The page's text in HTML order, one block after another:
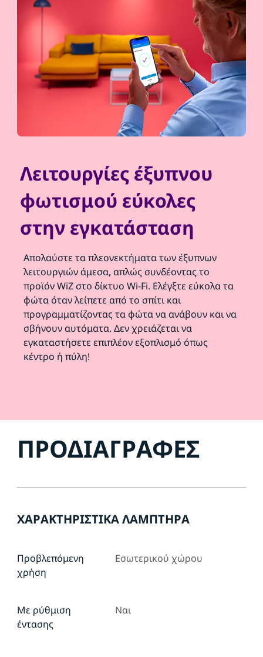
Λειτουργίες έξυπνου
φωτισμού εύκολες
στην εγκατάσταση
Απολαύστε τα πλεονεκτήματα των έξυπνων
λειτουργιών άμεσα, απλώς συνδέοντας το
προϊόν WiZ στο δίκτυο Wi-Fi. Ελέγξτε εύκολα τα
φώτα όταν λείπετε από το σπίτι και
προγραμματίζοντας τα φώτα να ανάβουν και να
σβήνουν αυτόματα. Δεν χρειάζεται να
εγκαταστήσετε επιπλέον εξοπλισμό όπως
κέντρο ή πύλη!
ΠΡΟΔΙΑΓΡΑΦΈΣ
ΧΑΡΑΚΤΗΡΙΣΤΙΚΆ ΛΑΜΠΤΉΡΑ
Προβλεπόμενη
χρήση
Εσωτερικού χώρου
Με ρύθμιση
έντασης
Ναι